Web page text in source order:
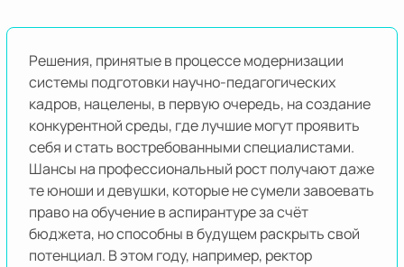
Решения, принятые в процессе модернизации
системы подготовки научно-педагогических
кадров, нацелены, в первую очередь, на создание
конкурентной среды, где лучшие могут проявить
себя и стать востребованными специалистами.
Шансы на профессиональный рост получают даже
те юноши и девушки, которые не сумели завоевать
право на обучение в аспирантуре за счёт
бюджета, но способны в будущем раскрыть свой
потенциал. В этом году, например, ректор